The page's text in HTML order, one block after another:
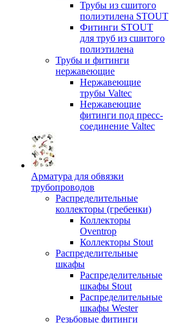
Трубы из сшитого
полиэтилена STOUT
Фитинги STOUT
для труб из сшитого
полиэтилена
Трубы и фитинги
нержавеющие
Нержавеющие
трубы Valtec
Нержавеющие
фитинги под пресс-
соединение Valtec
Арматура для обвязки
трубопроводов
Распределительные
коллекторы (гребенки)
Коллекторы
Oventrop
Коллекторы Stout
Распределительные
шкафы
Распределительные
шкафы Stout
Распределительные
шкафы Wester
Резьбовые фитинги